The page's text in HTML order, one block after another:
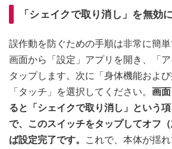
「シェイクで取り消し」を無効
誤作動を防ぐための手順は非常に簡
画面から「設定」アプリを開き、「
タップします。次に「身体機能およ
「タッチ」を選択してください。 画
ると「シェイクで取り消し」という
で、このスイッチをタップしてオフ
ば設定完了です。
これで、本体が揺